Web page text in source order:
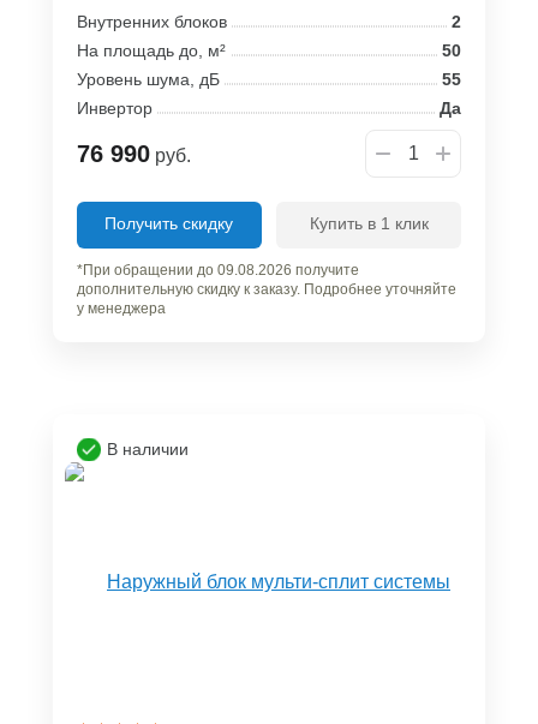
Внутренних блоков
2
На площадь до, м²
50
Уровень шума, дБ
55
Инвертор
Да
76 990 руб.
Получить скидку Купить в 1 клик
*При обращении до 09.08.2026 получите
дополнительную скидку к заказу. Подробнее уточняйте
у менеджера
В наличии